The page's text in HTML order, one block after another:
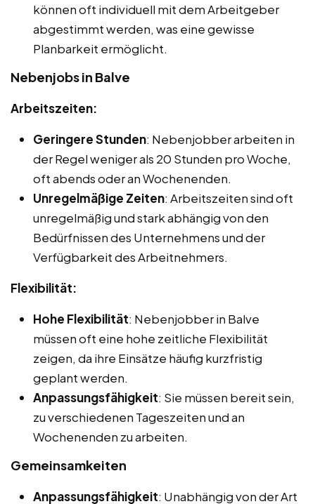
können oft individuell mit dem Arbeitgeber
abgestimmt werden, was eine gewisse
Planbarkeit ermöglicht.
Nebenjobs in Balve
Arbeitszeiten:
Geringere Stunden: Nebenjobber arbeiten in
der Regel weniger als 20 Stunden pro Woche,
oft abends oder an Wochenenden.
Unregelmäßige Zeiten: Arbeitszeiten sind oft
unregelmäßig und stark abhängig von den
Bedürfnissen des Unternehmens und der
Verfügbarkeit des Arbeitnehmers.
Flexibilität:
Hohe Flexibilität: Nebenjobber in Balve
müssen oft eine hohe zeitliche Flexibilität
zeigen, da ihre Einsätze häufig kurzfristig
geplant werden.
Anpassungsfähigkeit: Sie müssen bereit sein,
zu verschiedenen Tageszeiten und an
Wochenenden zu arbeiten.
Gemeinsamkeiten
Anpassungsfähigkeit: Unabhängig von der Art